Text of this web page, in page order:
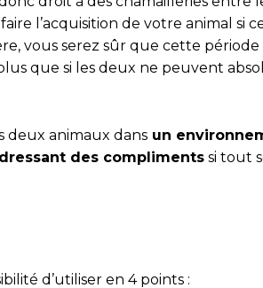
l’acquisition de votre animal si
vous serez sûr que cette période
que si les deux ne peuvent
deux animaux dans un
des compliments si tout
d’utiliser en 4 points :